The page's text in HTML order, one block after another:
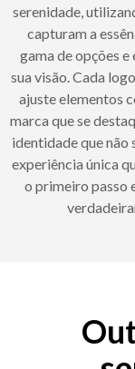
serenidade,
capturam a
gama de opções
sua visão. Cada
ajuste elementos
marca que se
identidade que não
experiência única
o primeiro passo